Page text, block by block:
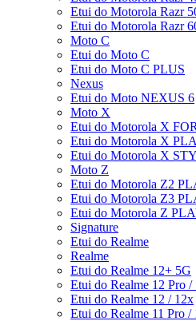
Etui do Motorola Razr
Etui do Motorola Razr
Moto C
Etui do Moto C
Etui do Moto C PLUS
Nexus
Etui do Moto NEXUS 6
Moto X
Etui do Motorola X
Etui do Motorola X
Etui do Motorola X
Moto Z
Etui do Motorola Z2
Etui do Motorola Z3
Etui do Motorola Z
Signature
Etui do Realme
Realme
Etui do Realme 12+ 5G
Etui do Realme 12 Pro /
Etui do Realme 12 / 12x
Etui do Realme 11 Pro /